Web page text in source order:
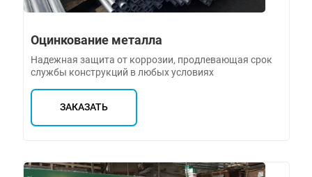
Оцинкование металла
Надежная защита от коррозии, продлевающая срок
службы конструкций в любых условиях
ЗАКАЗАТЬ